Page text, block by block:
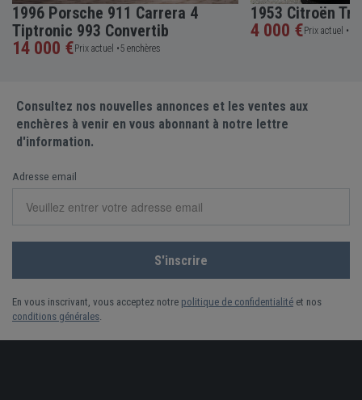
1996 Porsche 911 Carrera 4
Tiptronic 993 Convertib
14 000 € Prix actuel •5 enchères
1953 Citroën
4 000 € Prix actuel •
Consultez nos nouvelles annonces et les ventes aux
enchères à venir en vous abonnant à notre lettre
d'information.
Adresse email
En vous inscrivant, vous acceptez notre politique de confidentialité et nos
conditions générales.